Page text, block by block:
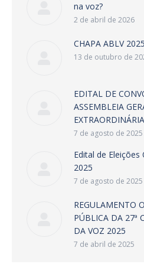
na voz?
2 de abril de 2026
CHAPA ABLV 2025
13 de outubro de
EDITAL DE
ASSEMBLEIA
7 de agosto de 2025
Edital de Eleições
2025
7 de agosto de 2025
REGULAMENTO
PÚBLICA DA 27ª
DA VOZ 2025
7 de abril de 2025